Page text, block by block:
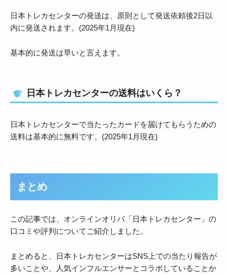
日本トレカセンターの発送は、原則として発送依頼後2日以
内に発送されます。(2025年1月現在)
基本的に発送は早いと言えます。
日本トレカセンターの送料はいくら？
日本トレカセンターで当たったカードを届けてもらうための
送料は基本的に無料です。(2025年1月現在)
まとめ
この記事では、オンラインオリパ「日本トレカセンター」の
口コミや評判についてご紹介しました。
まとめると、日本トレカセンターはSNS上での当たり報告が
多いことや、人気インフルエンサーとコラボしていることか